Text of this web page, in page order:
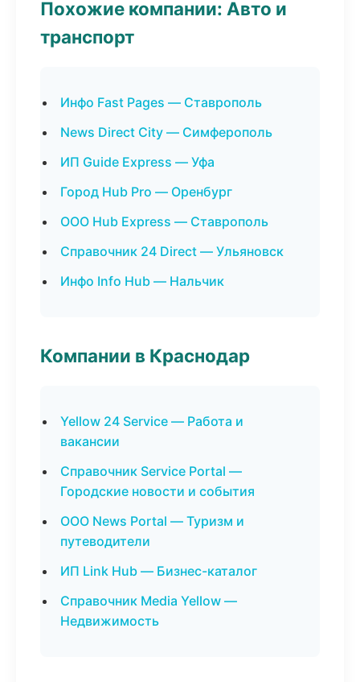
Похожие компании: Авто и
транспорт
Инфо Fast Pages — Ставрополь
News Direct City — Симферополь
ИП Guide Express — Уфа
Город Hub Pro — Оренбург
ООО Hub Express — Ставрополь
Справочник 24 Direct — Ульяновск
Инфо Info Hub — Нальчик
Компании в Краснодар
Yellow 24 Service — Работа и
вакансии
Справочник Service Portal —
Городские новости и события
ООО News Portal — Туризм и
путеводители
ИП Link Hub — Бизнес-каталог
Справочник Media Yellow —
Недвижимость